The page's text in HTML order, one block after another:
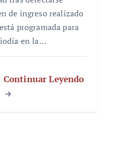
de ingreso realizado
programada para
en la…
Continuar Leyendo